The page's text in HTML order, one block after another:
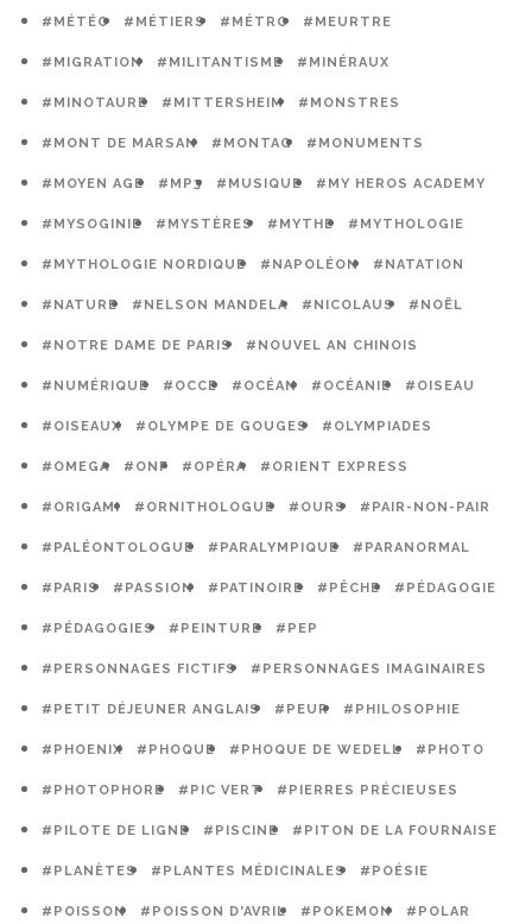
#MÉTÉO #MÉTIERS #MÉTRO #MEURTRE
#MIGRATION #MILITANTISME #MINÉRAUX
#MINOTAURE #MITTERSHEIM #MONSTRES
#MONT DE MARSAN #MONTAG #MONUMENTS
#MOYEN AGE #MP3 #MUSIQUE #MY HEROS ACADEMY
#MYSOGINIE #MYSTÈRES #MYTHE #MYTHOLOGIE
#MYTHOLOGIE NORDIQUE #NAPOLÉON #NATATION
#NATURE #NELSON MANDELA #NICOLAUS #NOËL
#NOTRE DAME DE PARIS #NOUVEL AN CHINOIS
#NUMÉRIQUE #OCCE #OCÉAN #OCÉANIE #OISEAU
#OISEAUX #OLYMPE DE GOUGES #OLYMPIADES
#OMEGA #ONF #OPÉRA #ORIENT EXPRESS
#ORIGAMI #ORNITHOLOGUE #OURS #PAIR-NON-PAIR
#PALÉONTOLOGUE #PARALYMPIQUE #PARANORMAL
#PARIS #PASSION #PATINOIRE #PÊCHE #PÉDAGOGIE
#PÉDAGOGIES #PEINTURE #PEP
#PERSONNAGES FICTIFS #PERSONNAGES IMAGINAIRES
#PETIT DÉJEUNER ANGLAIS #PEUR #PHILOSOPHIE
#PHOENIX #PHOQUE #PHOQUE DE WEDELL #PHOTO
#PHOTOPHORE #PIC VERT #PIERRES PRÉCIEUSES
#PILOTE DE LIGNE #PISCINE #PITON DE LA FOURNAISE
#PLANÈTES #PLANTES MÉDICINALES #POÉSIE
#POISSON #POISSON D'AVRIL #POKEMON #POLAR